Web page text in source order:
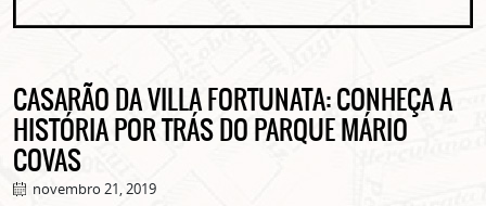
CASARÃO DA VILLA FORTUNATA: CONHEÇA A
HISTÓRIA POR TRÁS DO PARQUE MÁRIO
COVAS
novembro 21, 2019